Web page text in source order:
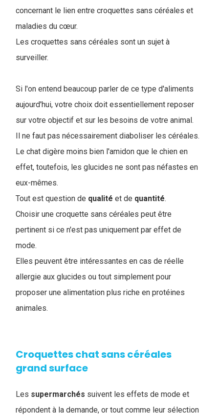
concernant le lien entre croquettes sans céréales et
maladies du cœur.
Les croquettes sans céréales sont un sujet à
surveiller.
Si l'on entend beaucoup parler de ce type d'aliments
aujourd'hui, votre choix doit essentiellement reposer
sur votre objectif et sur les besoins de votre animal.
Il ne faut pas nécessairement diaboliser les céréales.
Le chat digère moins bien l'amidon que le chien en
effet, toutefois, les glucides ne sont pas néfastes en
eux-mêmes.
Tout est question de qualité et de quantité.
Choisir une croquette sans céréales peut être
pertinent si ce n'est pas uniquement par effet de
mode.
Elles peuvent être intéressantes en cas de réelle
allergie aux glucides ou tout simplement pour
proposer une alimentation plus riche en protéines
animales.
Croquettes chat sans céréales
grand surface
Les supermarchés suivent les effets de mode et
répondent à la demande, or tout comme leur sélection